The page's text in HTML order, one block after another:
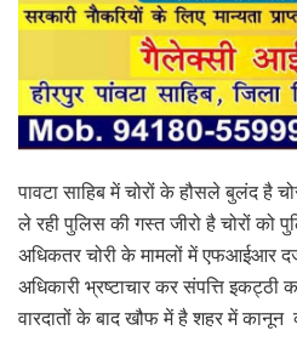
पावटा साहिब में चोरों के हौसले बुलंद है
ले रही पुलिस की गस्त जीरो है चोरों को
अधिकतर चोरी के मामलों में एफआईआर
अधिकारी भ्रष्टाचार कर संपत्ति
वारदातों के बाद खौफ में है शहर में कानून